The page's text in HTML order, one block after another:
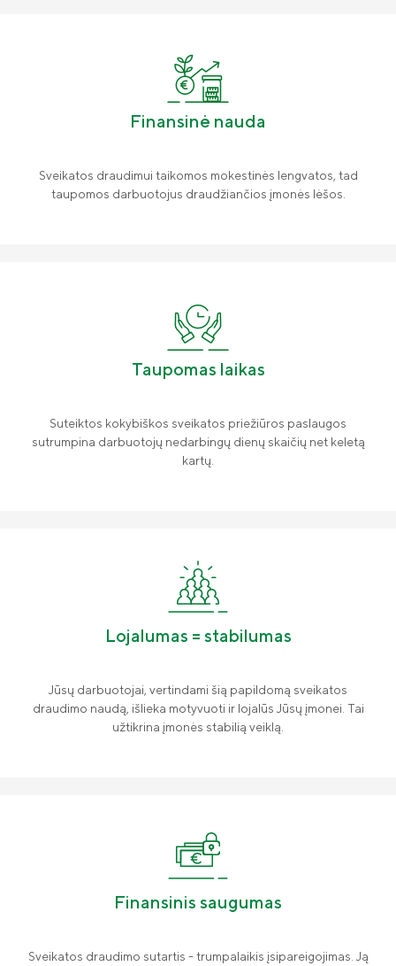
„Compensa Life“ esminė informacija
Teisinė informacija
Finansinė informacija
Draudimo tarpininkų sąrašas
Draudimo taisyklės
Finansinė nauda
Sveikatos draudimui taikomos mokestinės lengvatos, tad
taupomos darbuotojus draudžiančios įmonės lėšos.
Taupomas laikas
Suteiktos kokybiškos sveikatos priežiūros paslaugos
sutrumpina darbuotojų nedarbingų dienų skaičių net keletą
kartų.
Lojalumas = stabilumas
Jūsų darbuotojai, vertindami šią papildomą sveikatos
draudimo naudą, išlieka motyvuoti ir lojalūs Jūsų įmonei. Tai
užtikrina įmonės stabilią veiklą.
Finansinis saugumas
Sveikatos draudimo sutartis - trumpalaikis įsipareigojimas. Ją